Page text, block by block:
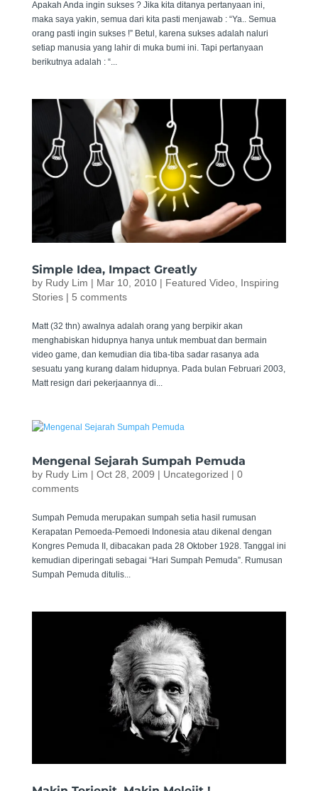
Apakah Anda ingin sukses ? Jika kita ditanya pertanyaan ini,
maka saya yakin, semua dari kita pasti menjawab : “Ya.. Semua
orang pasti ingin sukses !” Betul, karena sukses adalah naluri
setiap manusia yang lahir di muka bumi ini. Tapi pertanyaan
berikutnya adalah : “...
Simple Idea, Impact Greatly
by Rudy Lim | Mar 10, 2010| Featured Video, Inspiring
Stories| 5 comments
Matt (32 thn) awalnya adalah orang yang berpikir akan
menghabiskan hidupnya hanya untuk membuat dan bermain
video game, dan kemudian dia tiba-tiba sadar rasanya ada
sesuatu yang kurang dalam hidupnya. Pada bulan Februari 2003,
Matt resign dari pekerjaannya di...
Mengenal Sejarah Sumpah Pemuda
by Rudy Lim | Oct 28, 2009 | Uncategorized | 0
comments
Sumpah Pemuda merupakan sumpah setia hasil rumusan
Kerapatan Pemoeda-Pemoedi Indonesia atau dikenal dengan
Kongres Pemuda II, dibacakan pada 28 Oktober 1928. Tanggal ini
kemudian diperingati sebagai “Hari Sumpah Pemuda”. Rumusan
Sumpah Pemuda ditulis...